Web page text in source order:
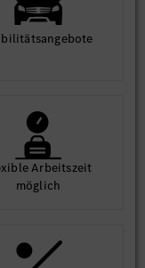
Arbeits­zeit
möglich